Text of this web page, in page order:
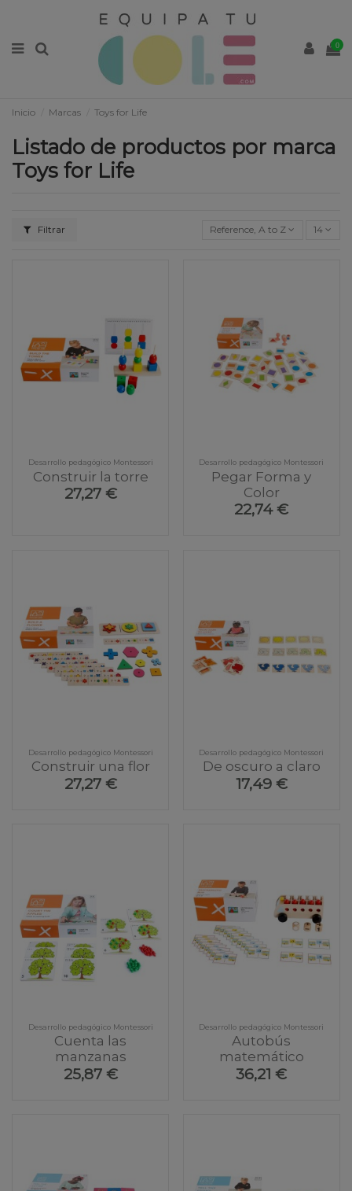
0
Inicio Marcas Toys for Life
Listado de productos por marca
Toys for Life
Filtrar Reference, A to Z 14
Desarrollo pedagógico Montessori
Construir la torre
27,27 €
Desarrollo pedagógico Montessori
Pegar Forma y
Color
22,74 €
Desarrollo pedagógico Montessori
Construir una flor
27,27 €
Desarrollo pedagógico Montessori
De oscuro a claro
17,49 €
Desarrollo pedagógico Montessori
Cuenta las
manzanas
25,87 €
Desarrollo pedagógico Montessori
Autobús
matemático
36,21 €